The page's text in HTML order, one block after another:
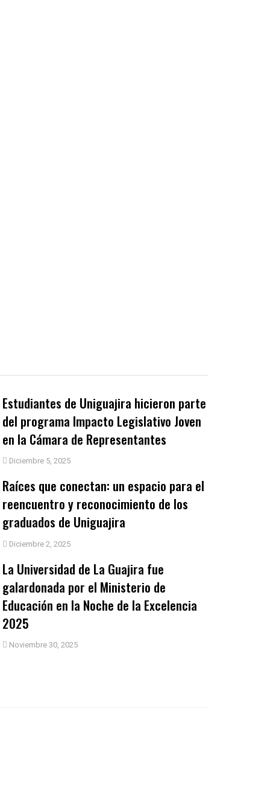
Estudiantes de Uniguajira hicieron parte
del programa Impacto Legislativo Joven
en la Cámara de Representantes
Diciembre 5, 2025
Raíces que conectan: un espacio para el
reencuentro y reconocimiento de los
graduados de Uniguajira
Diciembre 2, 2025
La Universidad de La Guajira fue
galardonada por el Ministerio de
Educación en la Noche de la Excelencia
2025
Noviembre 30, 2025